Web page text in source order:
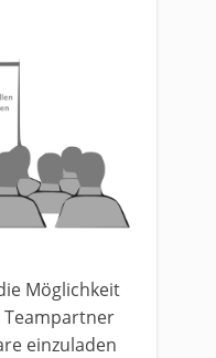
Möglichkeit
einzuladen